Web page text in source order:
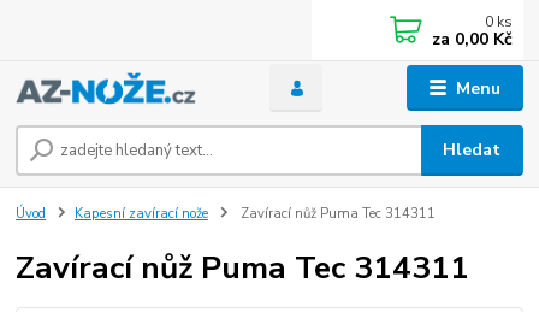
Menu
Hledat
0 ks
za 0,00 Kč
Úvod Kapesní zavírací nože Zavírací nůž Puma Tec 314311
Zavírací nůž Puma Tec 314311